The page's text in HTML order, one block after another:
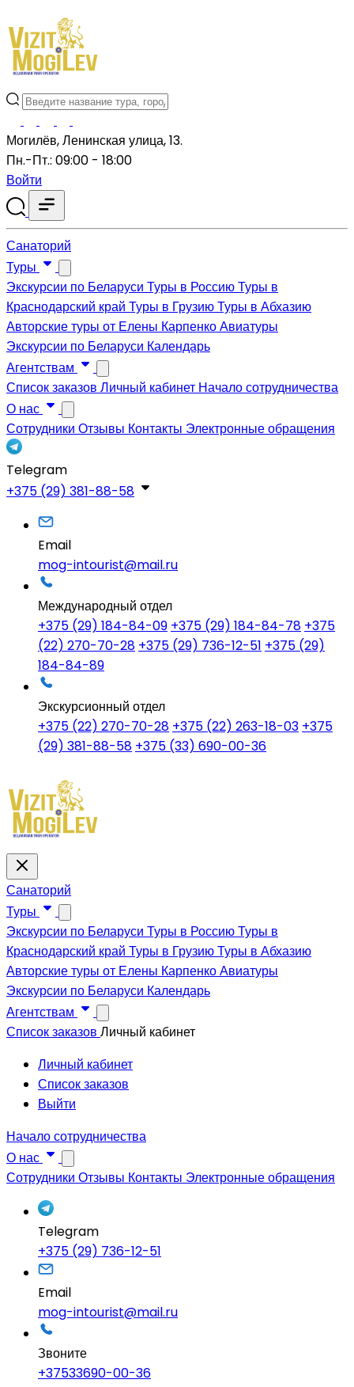
Могилёв, Ленинская улица, 13.
Пн.-Пт.: 09:00 - 18:00
Войти
Санаторий
Туры
Экскурсии по Беларуси Туры в РоссиюТуры в
Краснодарский край Туры в ГрузиюТуры в Абхазию
Авторские туры от Елены КарпенкоАвиатуры
Экскурсии по Беларуси Календарь
Агентствам
Список заказов Личный кабинет Начало сотрудничества
О нас
Сотрудники Отзывы Контакты Электронные обращения
Telegram
+375 (29) 381-88-58
Email
mog-intourist@mail.ru
Международный отдел
+375 (29) 184-84-09 +375 (29) 184-84-78 +375
(22) 270-70-28 +375 (29) 736-12-51 +375 (29)
184-84-89
Экскурсионный отдел
+375 (22) 270-70-28 +375 (22) 263-18-03 +375
(29) 381-88-58 +375 (33) 690-00-36
Санаторий
Туры
Экскурсии по Беларуси Туры в РоссиюТуры в
Краснодарский край Туры в ГрузиюТуры в Абхазию
Авторские туры от Елены КарпенкоАвиатуры
Экскурсии по Беларуси Календарь
Агентствам
Список заказов Личный кабинет
Личный кабинет
Список заказов
Выйти
Начало сотрудничества
О нас
Сотрудники Отзывы Контакты Электронные обращения
Telegram
+375 (29) 736-12-51
Email
mog-intourist@mail.ru
Звоните
+37533690-00-36